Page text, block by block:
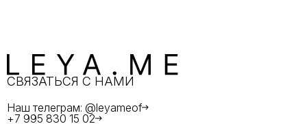
СВЯЗАТЬСЯ С НАМИ
Наш телеграм: @leyameof
+7 995 830 15 02